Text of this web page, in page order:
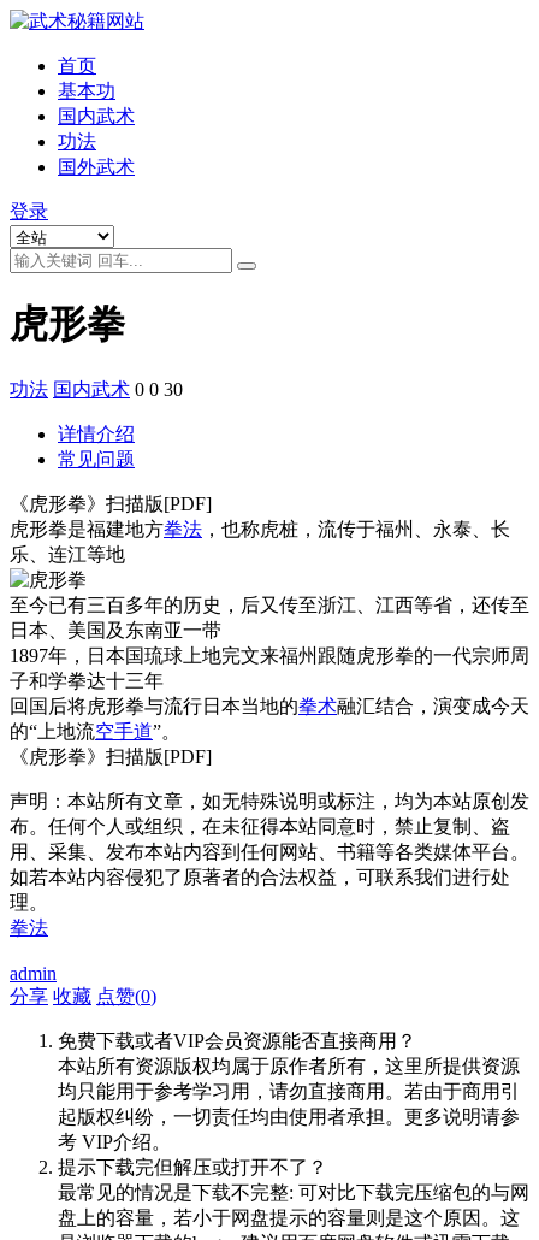
首页
基本功
国内武术
功法
国外武术
登录
虎形拳
功法 国内武术 0 0 30
详情介绍
常见问题
《虎形拳》扫描版[PDF]
虎形拳是福建地方拳法 ，也称虎桩，流传于福州、永泰、长
乐、连江等地
至今已有三百多年的历史，后又传至浙江、江西等省，还传至
日本、美国及东南亚一带
1897年，日本国琉球上地完文来福州跟随虎形拳的一代宗师周
子和学拳达十三年
回国后将虎形拳与流行日本当地的拳术融汇结合，演变成今天
的“上地流空手道”。
《虎形拳》扫描版[PDF]
声明：本站所有文章，如无特殊说明或标注，均为本站原创发
布。任何个人或组织，在未征得本站同意时，禁止复制、盗
用、采集、发布本站内容到任何网站、书籍等各类媒体平台。
如若本站内容侵犯了原著者的合法权益，可联系我们进行处
理。
拳法
admin
分享 收藏 点赞(0)
免费下载或者VIP会员资源能否直接商用？
本站所有资源版权均属于原作者所有，这里所提供资源
均只能用于参考学习用，请勿直接商用。若由于商用引
起版权纠纷，一切责任均由使用者承担。更多说明请参
考 VIP介绍。
提示下载完但解压或打开不了？
最常见的情况是下载不完整: 可对比下载完压缩包的与网
盘上的容量，若小于网盘提示的容量则是这个原因。这